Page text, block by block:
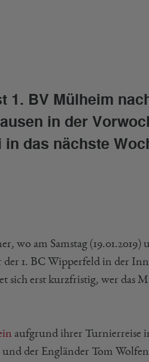
BV Mülheim
in der
das nächste
am Samstag (19.01.2019)
der 1. BC Wipperfeld in der
sich erst kurzfristig, wer das
aufgrund ihrer Turnierreise
der Engländer Tom